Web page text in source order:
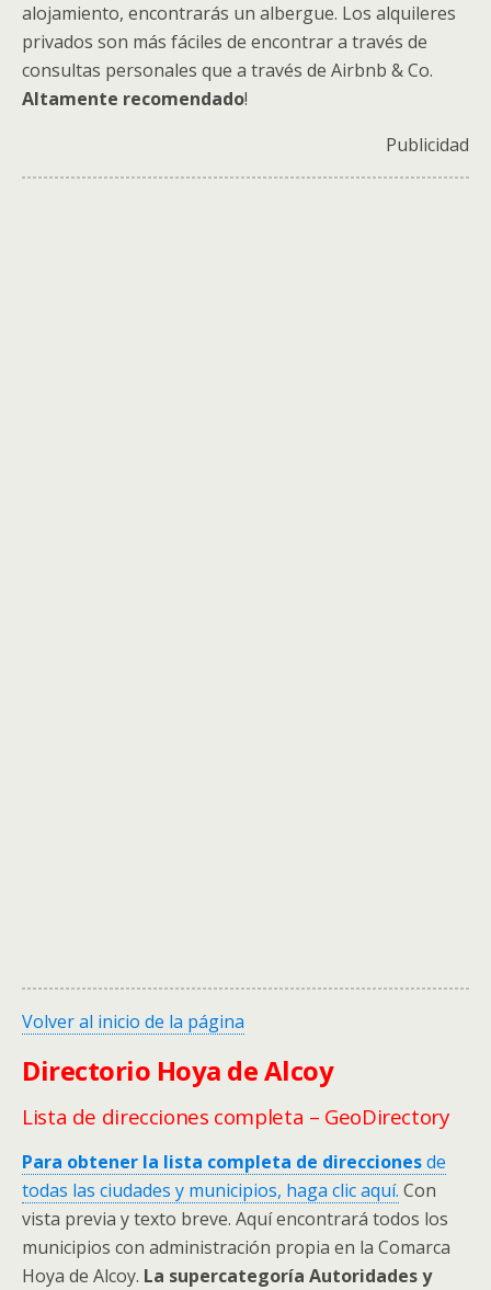
alojamiento, encontrarás un albergue. Los alquileres
privados son más fáciles de encontrar a través de
consultas personales que a través de Airbnb & Co.
Altamente recomendado!
Publicidad
Volver al inicio de la página
Directorio Hoya de Alcoy
Lista de direcciones completa – GeoDirectory
Para obtener la lista completa de direccionesde
todas las ciudades y municipios, haga clic aquí. Con
vista previa y texto breve. Aquí encontrará todos los
municipios con administración propia en la Comarca
Hoya de Alcoy. La supercategoría Autoridades y